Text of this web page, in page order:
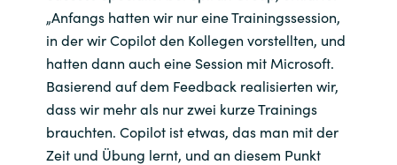
„Anfangs hatten wir nur eine Trainingssession,
in der wir Copilot den Kollegen vorstellten, und
hatten dann auch eine Session mit Microsoft.
Basierend auf dem Feedback realisierten wir,
dass wir mehr als nur zwei kurze Trainings
brauchten. Copilot ist etwas, das man mit der
Zeit und Übung lernt, und an diesem Punkt